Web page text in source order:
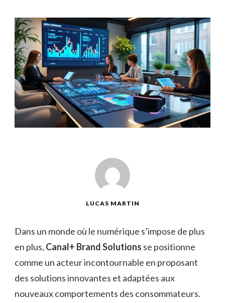
LUCAS MARTIN
Dans un monde où le numérique s’impose de plus
en plus, Canal+ Brand Solutions se positionne
comme un acteur incontournable en proposant
des solutions innovantes et adaptées aux
nouveaux comportements des consommateurs.